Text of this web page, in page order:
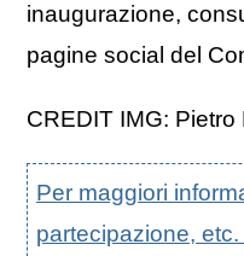
inaugurazione,
pagine social del
CREDIT IMG: Pietro
Per maggiori
partecipazione,